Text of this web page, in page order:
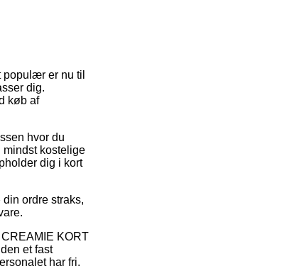
populær er nu til
dig.
køb af
hvor du
kostelige
dig i kort
ordre straks,
KORT
et fast
har fri.